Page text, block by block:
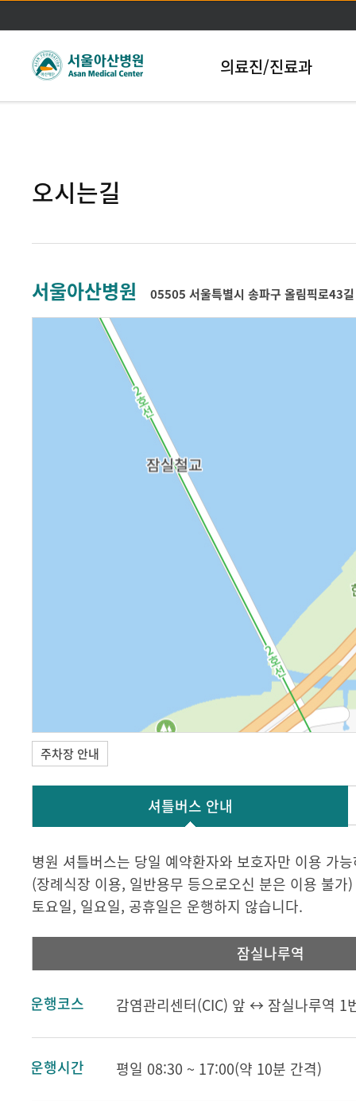
본문바로가기
의료진/진료과
오시는길
서울아산병원 05505 서울특별시 송파구 올림픽로43
주차장 안내
셔틀버스 안내
병원 셔틀버스는 당일 예약환자와 보호자만 이용 가
(장례식장 이용, 일반용무 등으로오신 분은 이용 불가)
토요일, 일요일, 공휴일은 운행하지 않습니다.
잠실나루역
운행코스 감염관리센터(CIC) 앞 ↔ 잠실나루역 1
운행시간 평일 08:30 ~ 17:00(약 10분 간격)